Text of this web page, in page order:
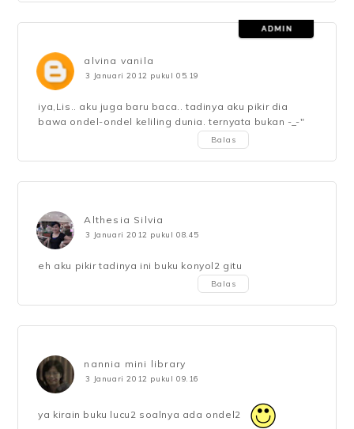
alvina vanila
3 Januari 2012 pukul 05.19
iya,Lis.. aku juga baru baca.. tadinya aku pikir dia
bawa ondel-ondel keliling dunia. ternyata bukan -_-"
Balas
Althesia Silvia
3 Januari 2012 pukul 08.45
eh aku pikir tadinya ini buku konyol2 gitu
Balas
nannia mini library
3 Januari 2012 pukul 09.16
ya kirain buku lucu2 soalnya ada ondel2